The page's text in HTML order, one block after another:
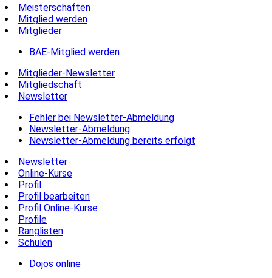
Meisterschaften
Mitglied werden
Mitglieder
BAE-Mitglied werden
Mitglieder-Newsletter
Mitgliedschaft
Newsletter
Fehler bei Newsletter-Abmeldung
Newsletter-Abmeldung
Newsletter-Abmeldung bereits erfolgt
Newsletter
Online-Kurse
Profil
Profil bearbeiten
Profil Online-Kurse
Profile
Ranglisten
Schulen
Dojos online